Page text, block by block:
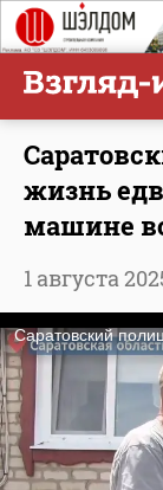
жизнь
машине
1 августа